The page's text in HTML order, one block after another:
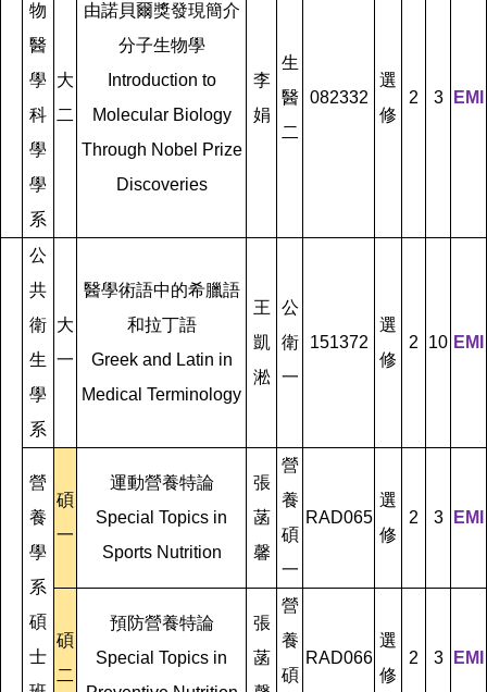
物
醫
學
科
學
學
系
大
二
由諾貝爾獎發現簡介
分子生物學
Introduction to
Molecular Biology
Through Nobel Prize
Discoveries
李
娟
生
醫
二
082332
選
修
2 3 EMI
公
共
衛
生
學
系
大
一
醫學術語中的希臘語
和拉丁語
Greek and Latin in
Medical Terminology
王
凱
淞
公
衛
一
151372
選
修
2 10 EMI
營
養
學
系
碩
士
碩
一
運動營養特論
Special Topics in
Sports Nutrition
張
菡
馨
營
養
碩
一
RAD065
選
修
2 3 EMI
碩
二
預防營養特論
Special Topics in
張
菡
營
養
碩
RAD066
選
修
2 3 EMI